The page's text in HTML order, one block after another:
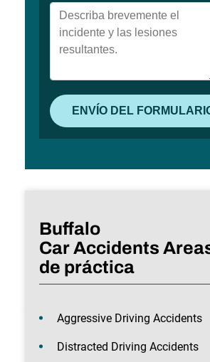
Buffalo
Car Accidents
de práctica
Aggressive Driving Accidents
Distracted Driving Accidents